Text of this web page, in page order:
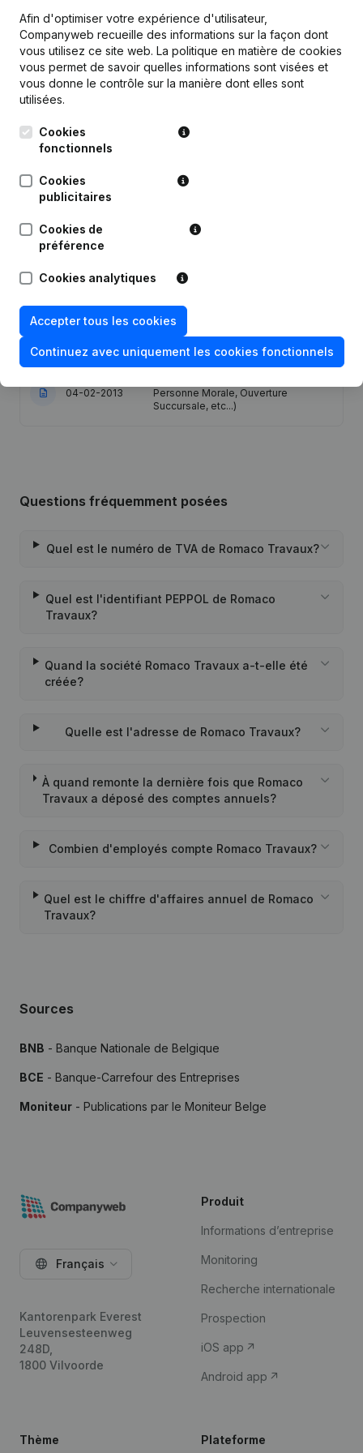
Publicationsde Romaco Travaux
Date Publication
30-12-2021
Autres Modifications, …) -
Nominations
Divers
04-02-2013
Personne Morale, Ouverture
Succursale, etc...)
Questions fréquemment posées
Quel est le numéro de TVA de Romaco Travaux?
Quel est l'identifiant PEPPOL de Romaco
Travaux?
Quand la société Romaco Travaux a-t-elle été
créée?
Quelle est l'adresse de Romaco Travaux?
À quand remonte la dernière fois que Romaco
Travaux a déposé des comptes annuels?
Combien d'employés compte Romaco Travaux?
Quel est le chiffre d'affaires annuel de Romaco
Travaux?
Sources
BNB - Banque Nationale de Belgique
BCE - Banque-Carrefour des Entreprises
Moniteur - Publications par le Moniteur Belge
Afin d'optimiser votre expérience d'utilisateur,
Companyweb recueille des informations sur la façon dont
vous utilisez ce site web. La politique en matière de cookies
vous permet de savoir quelles informations sont visées et
vous donne le contrôle sur la manière dont elles sont
utilisées.
Cookies
fonctionnels
Cookies
publicitaires
Cookies de
préférence
Cookies analytiques
Accepter tous les cookies
Continuez avec uniquement les cookies fonctionnels
Français
Kantorenpark Everest
Leuvensesteenweg
248D,
1800 Vilvoorde
Produit
Informations d’entreprise
Monitoring
Recherche internationale
Prospection
iOS app
Android app
Thème Plateforme